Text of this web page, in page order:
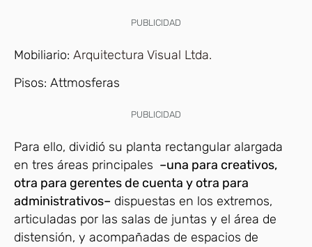
PUBLICIDAD
Mobiliario: Arquitectura Visual Ltda.
Pisos: Attmosferas
PUBLICIDAD
Para ello, dividió su planta rectangular alargada
en tres áreas principales –una para creativos,
otra para gerentes de cuenta y otra para
administrativos– dispuestas en los extremos,
articuladas por las salas de juntas y el área de
distensión, y acompañadas de espacios de